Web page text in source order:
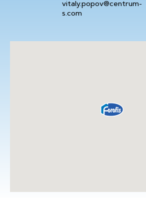
vitaly.popov@centrum-
s.com